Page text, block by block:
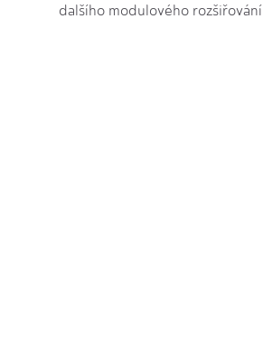
dalšího modulového rozšiřování